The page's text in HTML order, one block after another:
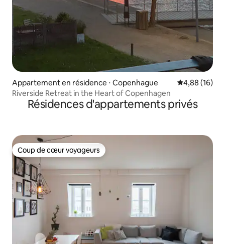
Appartement en résidence ⋅ Copenhague Évaluation
4,88 (16)
Riverside Retreat in the Heart of Copenhagen
Résidences d'appartements privés
Coup de cœur voyageurs
Coup de cœur voyageurs